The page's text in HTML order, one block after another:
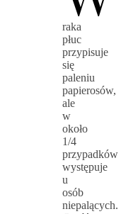
raka
płuc
przypisuje
się
paleniu
papierosów,
ale
w
około
1/4
przypadków
występuje
u
osób
niepalących.